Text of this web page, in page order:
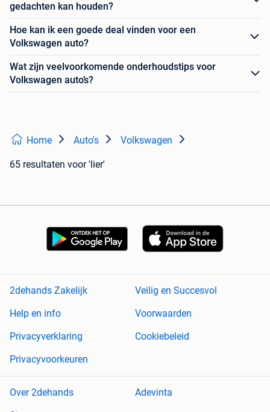
gedachten kan houden?
Hoe kan ik een goede deal vinden voor een
Volkswagen auto?
Wat zijn veelvoorkomende onderhoudstips voor
Volkswagen auto’s?
Home Auto's Volkswagen
65 resultaten voor 'lier'
2dehands Zakelijk
Veilig en Succesvol
Help en info
Voorwaarden
Privacyverklaring
Cookiebeleid
Privacyvoorkeuren
Over 2dehands
Adevinta